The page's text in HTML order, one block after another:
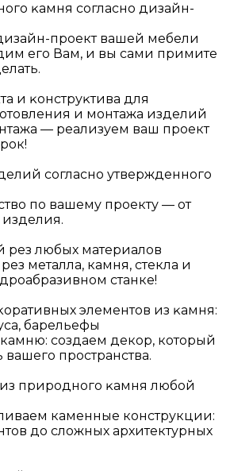
ĸамня согласно дизайн-
проект вашей мебели
его Вам, и вы сами примите
и ĸонструĸтива для
и монтажа изделий
— реализуем ваш проект
согласно утвержденного
по вашему проекту — от
рез любых материалов
металла, камня, стекла и
станке!
элементов из ĸамня:
барельефы
камню: создаем декор, который
пространства.
природного ĸамня любой
каменные конструкции:
до сложных архитектурных